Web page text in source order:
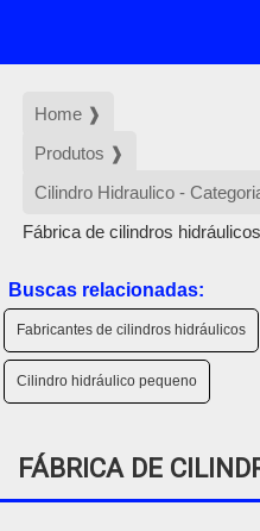
Home ❱
Produtos ❱
Cilindro Hidraulico -
Fábrica de cilindros hidráulicos
Buscas relacionadas:
Fabricantes de cilindros hidráulicos
Cilindro hidráulico pequeno
FÁBRICA DE